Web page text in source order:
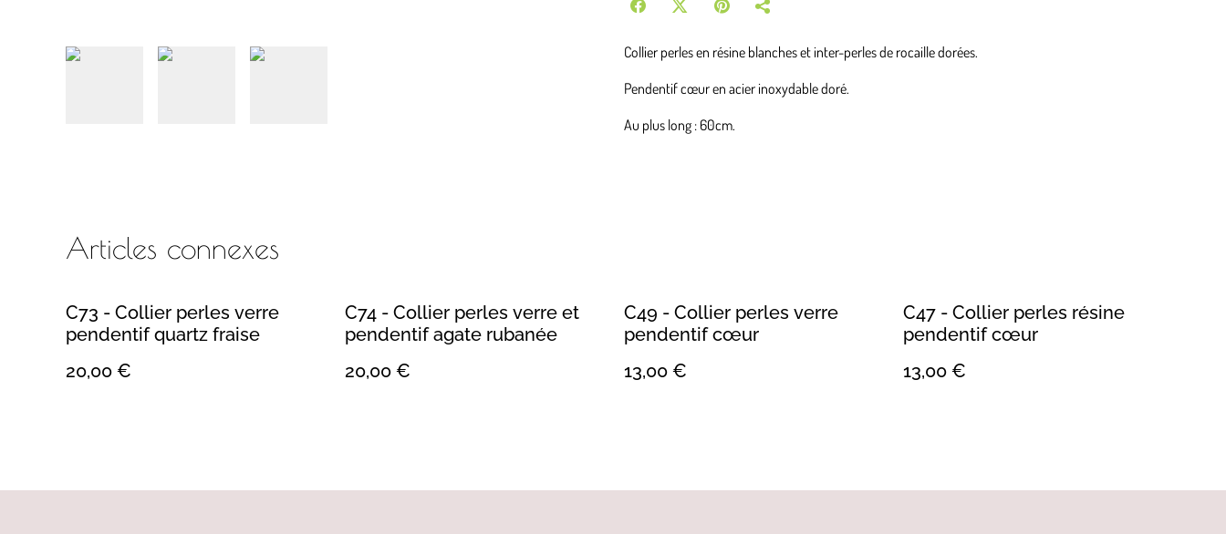
Collier perles en résine blanches et inter-perles de rocaille dorées.
Pendentif cœur en acier inoxydable doré.
Au plus long : 60cm.
Articles connexes
C73 - Collier perles verre
pendentif quartz fraise
20,00 €
C74 - Collier perles verre et
pendentif agate rubanée
20,00 €
C49 - Collier perles verre
pendentif cœur
13,00 €
C47 - Collier perles résine
pendentif cœur
13,00 €